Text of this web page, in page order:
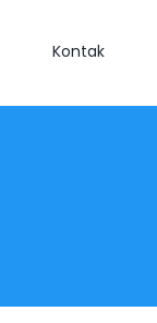
Kontak